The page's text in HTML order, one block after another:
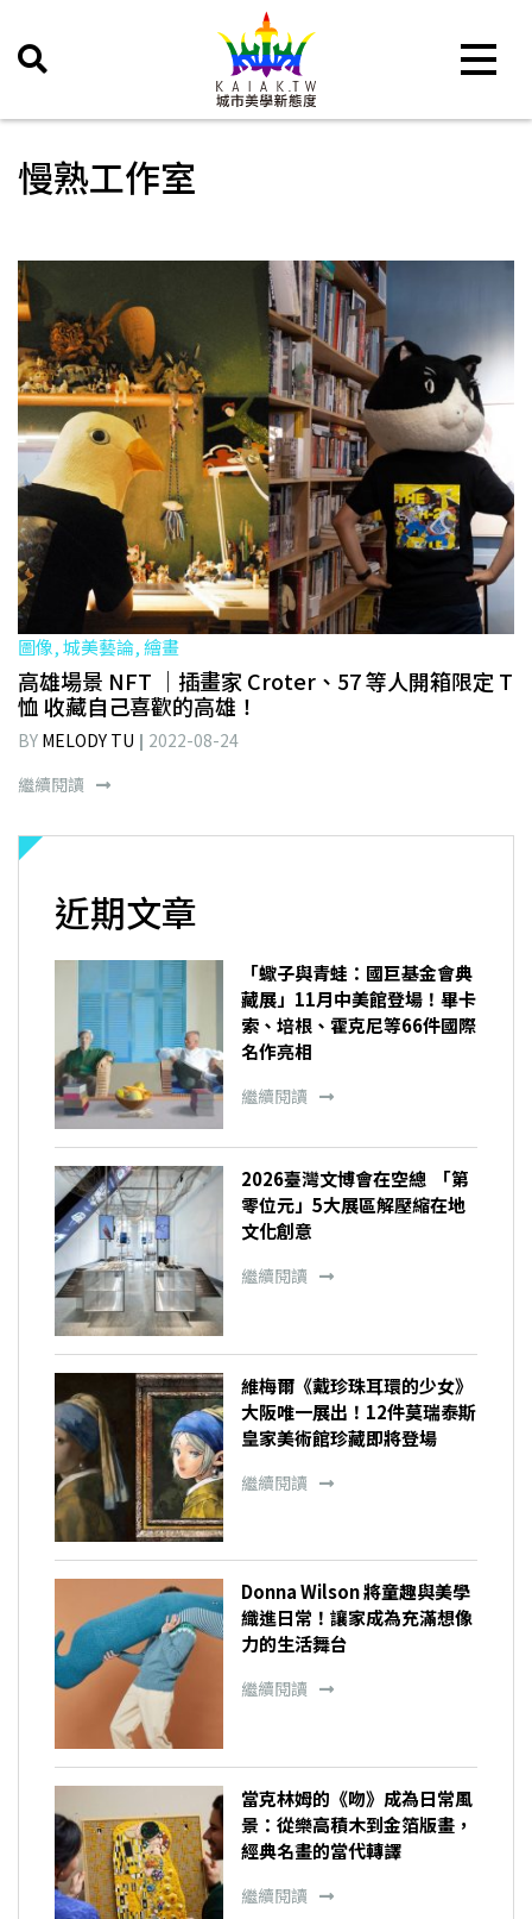
Toggle
慢熟工作室
圖像, 城美藝論, 繪畫
高雄場景 NFT ｜插畫家 Croter、57 等人開箱限定 T
恤 收藏自己喜歡的高雄！
BY MELODY TU
2022-08-24
繼續閱讀
近期文章
「蠍子與青蛙：國巨基金會典
藏展」11月中美館登場！畢卡
索、培根、霍克尼等66件國際
名作亮相
繼續閱讀
2026臺灣文博會在空總 「第
零位元」5大展區解壓縮在地
文化創意
繼續閱讀
維梅爾《戴珍珠耳環的少女》
大阪唯一展出！12件莫瑞泰斯
皇家美術館珍藏即將登場
繼續閱讀
Donna Wilson 將童趣與美學
織進日常！讓家成為充滿想像
力的生活舞台
繼續閱讀
當克林姆的《吻》成為日常風
景：從樂高積木到金箔版畫，
經典名畫的當代轉譯
繼續閱讀